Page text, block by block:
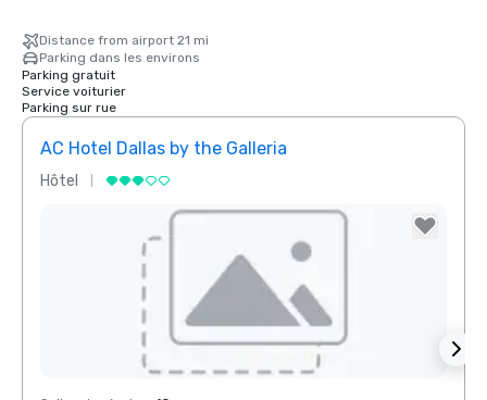
Distance from airport 21 mi
Parking dans les environs
Parking gratuit
Service voiturier
Parking sur rue
AC Hotel Dallas by the Galleria
Hôtel